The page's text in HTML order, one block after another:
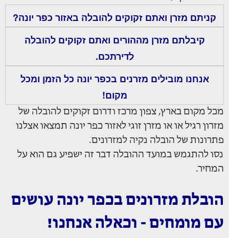
קניתם מזרן ואתם זקוקים להובלה באזור כפר יונה?
קיבלתם מזרן מההורים ואתם זקוקים להובלה
לדירתכם.
אנחנו מובילים מזרנים בכפר יונה כל הזמן ומכל
מקום!
מכל מקום בארץ, צפון מרכז ודרום זקוקים להובלה של
מזרון רגיל או או מזרן זוגי לאזור כפר יונה תמצאו אצלנו
פתרונות של הובלה נקיה למזרונים.
נסו להתגמש במועד ההובלה דבר זה ישפיע גם הוא על
המחיר.
הובלת מזרונים בכפר יונה עושים
עם מומחים - וכאלה אנחנו!